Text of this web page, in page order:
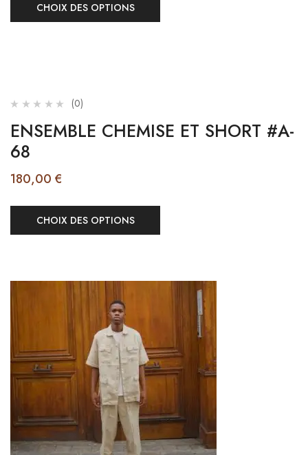
CHOIX DES OPTIONS
(0)
ENSEMBLE CHEMISE ET SHORT #A-
68
180,00 €
CHOIX DES OPTIONS